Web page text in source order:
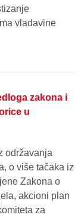
vladavine
zakona i
u
održavanja
o više tačaka iz
Zakona o
akcioni plan
za